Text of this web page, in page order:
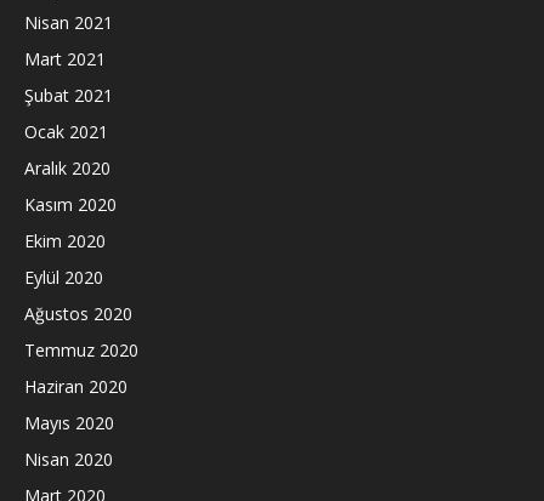
Nisan 2021
Mart 2021
Şubat 2021
Ocak 2021
Aralık 2020
Kasım 2020
Ekim 2020
Eylül 2020
Ağustos 2020
Temmuz 2020
Haziran 2020
Mayıs 2020
Nisan 2020
Mart 2020